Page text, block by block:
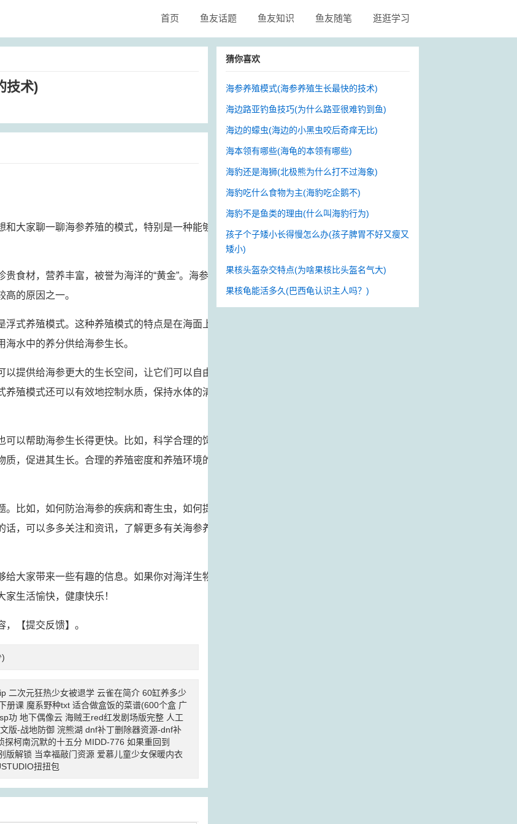
首页 鱼友话题 鱼友知识 鱼友随笔 逛逛学习
技术)
大家聊一聊海参养殖的模式，特别是一种能够
食材，营养丰富，被誉为海洋的“黄金”。海参
的原因之一。
式养殖模式。这种养殖模式的特点是在海面上
水中的养分供给海参生长。
提供给海参更大的生长空间，让它们可以自由
殖模式还可以有效地控制水质，保持水体的清
以帮助海参生长得更快。比如，科学合理的饲
，促进其生长。合理的养殖密度和养殖环境的
比如，如何防治海参的疾病和寄生虫，如何提
，可以多多关注和资讯，了解更多有关海参养
大家带来一些有趣的信息。如果你对海洋生物
生活愉快，健康快乐！
，【提交反馈】。
)
二次元狂热少女被退学 云雀在简介 60缸养多少
册课 魔系野种txt 适合做盒饭的菜谱(600个盒 广
功 地下偶像云 海贼王red红发剧场版完整 人工
版-战地防御 浣熊湖 dnf补丁删除器资源-dnf补
探柯南沉默的十五分 MIDD-776 如果重回到
版解锁 当幸福敲门资源 爱慕儿童少女保暖内衣
扭扭包
猜你喜欢
海参养殖模式(海参养殖生长最快的技术)
海边路亚钓鱼技巧(为什么路亚很难钓到鱼)
海边的蠓虫(海边的小黑虫咬后奇痒无比)
海本领有哪些(海龟的本领有哪些)
海豹还是海狮(北极熊为什么打不过海象)
海豹吃什么食物为主(海豹吃企鹅不)
海豹不是鱼类的理由(什么叫海豹行为)
孩子个子矮小长得慢怎么办(孩子脾胃不好又瘦又
矮小)
果核头盔杂交特点(为啥果核比头盔名气大)
果核龟能活多久(巴西龟认识主人吗？)